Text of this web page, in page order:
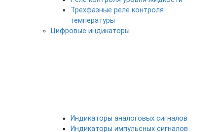
Трехфазные реле контроля
температуры
Цифровые индикаторы
Индикаторы аналоговых сигналов
Индикаторы импульсных сигналов